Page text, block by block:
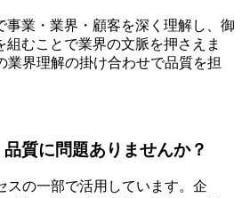
事業・業界・顧客を深く理解し、御
むことで業界の文脈を押さえま
業界理解の掛け合わせで品質を担
質に問題ありませんか？
スの一部で活用しています。企